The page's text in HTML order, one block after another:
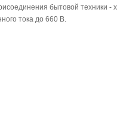
бытовой техники -
тока до 660 В.